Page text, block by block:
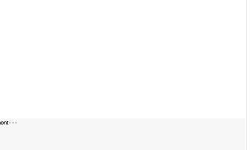
---Advertisement---